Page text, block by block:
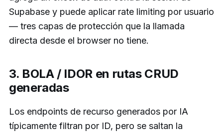
Supabase y puede aplicar rate limiting por usuario
— tres capas de protección que la llamada
directa desde el browser no tiene.
3. BOLA / IDOR en rutas CRUD
generadas
Los endpoints de recurso generados por IA
típicamente filtran por ID, pero se saltan la